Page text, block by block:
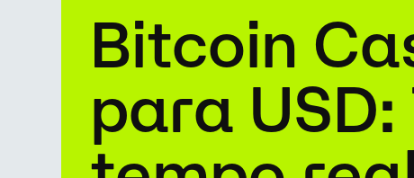
Mercados
Calculadoras
PARK Token
Recursos
Bitcoin
para